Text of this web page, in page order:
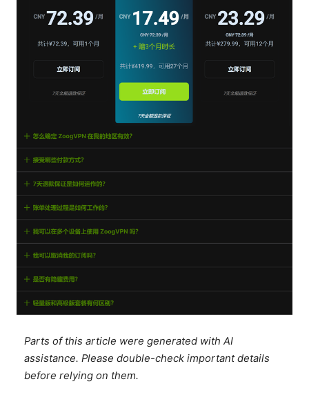
Parts of this article were generated with AI
assistance. Please double-check important details
before relying on them.